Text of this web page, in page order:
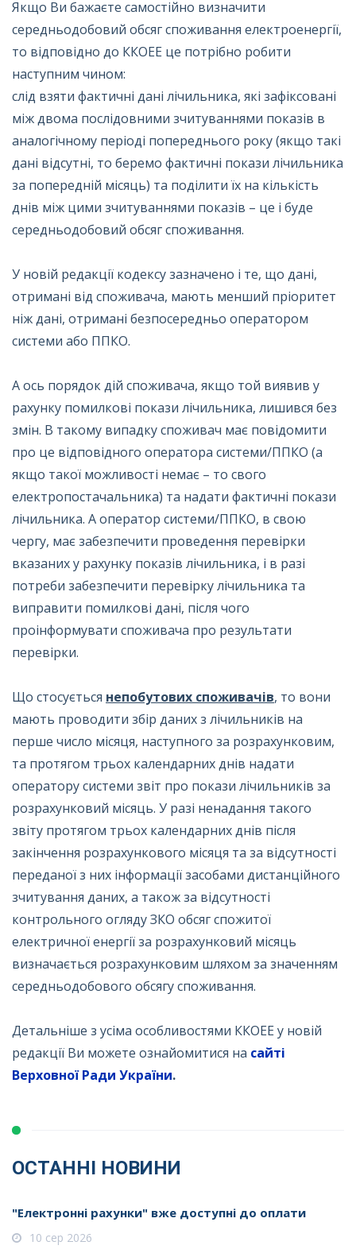
Якщо Ви бажаєте самостійно визначити
середньодобовий обсяг споживання електроенергії,
то відповідно до ККОЕЕ це потрібно робити
наступним чином:
слід взяти фактичні дані лічильника, які зафіксовані
між двома послідовними зчитуваннями показів в
аналогічному періоді попереднього року (якщо такі
дані відсутні, то беремо фактичні покази лічильника
за попередній місяць) та поділити їх на кількість
днів між цими зчитуваннями показів – це і буде
середньодобовий обсяг споживання.
У новій редакції кодексу зазначено і те, що дані,
отримані від споживача, мають менший пріоритет
ніж дані, отримані безпосередньо оператором
системи або ППКО.
А ось порядок дій споживача, якщо той виявив у
рахунку помилкові покази лічильника, лишився без
змін. В такому випадку споживач має повідомити
про це відповідного оператора системи/ППКО (а
якщо такої можливості немає – то свого
електропостачальника) та надати фактичні покази
лічильника. А оператор системи/ППКО, в свою
чергу, має забезпечити проведення перевірки
вказаних у рахунку показів лічильника, і в разі
потреби забезпечити перевірку лічильника та
виправити помилкові дані, після чого
проінформувати споживача про результати
перевірки.
Що стосується непобутових споживачів, то вони
мають проводити збір даних з лічильників на
перше число місяця, наступного за розрахунковим,
та протягом трьох календарних днів надати
оператору системи звіт про покази лічильників за
розрахунковий місяць. У разі ненадання такого
звіту протягом трьох календарних днів після
закінчення розрахункового місяця та за відсутності
переданої з них інформації засобами дистанційного
зчитування даних, а також за відсутності
контрольного огляду ЗКО обсяг спожитої
електричної енергії за розрахунковий місяць
визначається розрахунковим шляхом за значенням
середньодобового обсягу споживання.
Детальніше з усіма особливостями ККОЕЕ у новій
редакції Ви можете ознайомитися на сайті
Верховної Ради України.
ОСТАННІ НОВИНИ
"Електронні рахунки" вже доступні до оплати
10 сер 2026